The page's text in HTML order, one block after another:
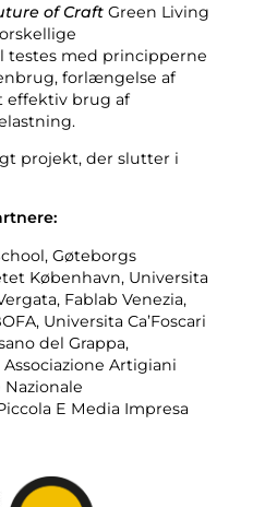
of Craft Green Living
testes med principperne
forlængelse af
effektiv brug af
projekt, der slutter i
Gøteborgs
København, Universita
Fablab Venezia,
Universita Ca’Foscari
del Grappa,
Artigiani
Nazionale
E Media Impresa